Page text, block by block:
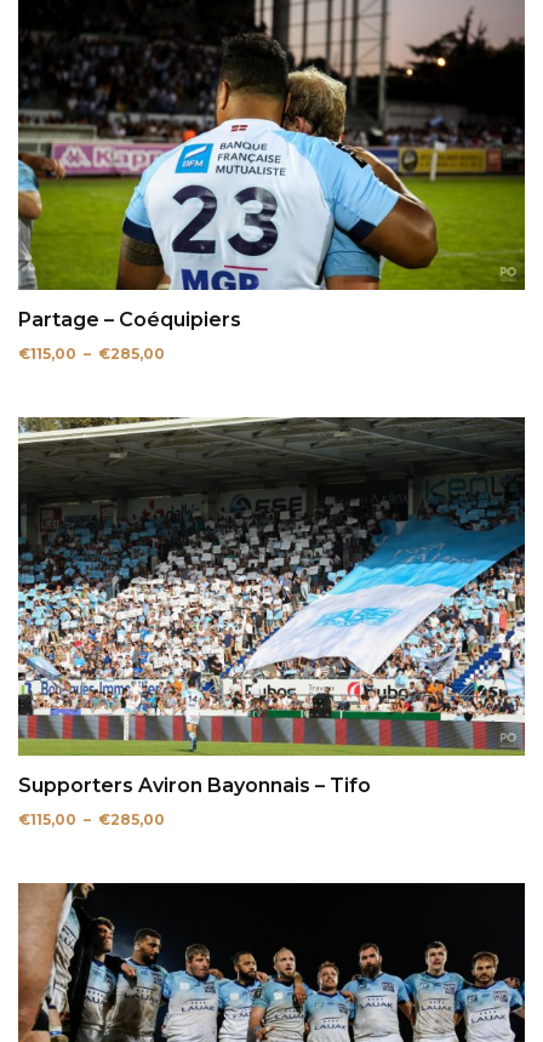
Partage – Coéquipiers
€115,00 – €285,00
à
€285,00
Supporters Aviron Bayonnais – Tifo
€115,00 – €285,00